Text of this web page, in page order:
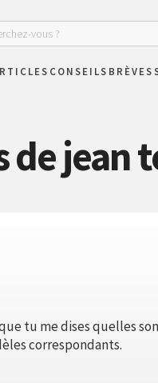
CONSEILS BRÈVES
de jean
tu me dises quelles
correspondants.